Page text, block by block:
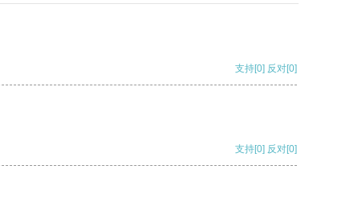
支持[0] 反对[0]
支持[0] 反对[0]